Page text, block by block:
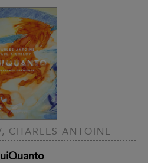
CHARLES ANTOINE